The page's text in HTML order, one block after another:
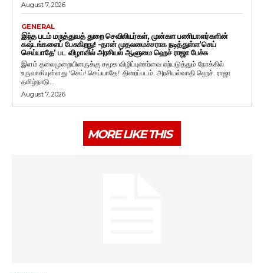
August 7, 2026
GENERAL
இந்த படம் மருத்துவத் துறை செவிலியர்கள், முன்கள பணியாளர்களின்
கஷ்டங்களைப் பேசுகிறது! -தான் முதலமைச்சராக நடித்துள்ள’செய்
செய்யாதே’ பட விழாவில் அரசியல் ஆளுமை ஹெச் ராஜா பேச்சு
இளம் தலைமுறையினருக்கு சமூக விழிப்புணர்வை ஏற்படுத்தும் நோக்கில்
உருவாகியுள்ளது ‘செய்! செய்யாதே!’ திரைப்படம். அரசியல்வாதி ஹெச். ராஜா
தமிழ்நாடு...
August 7, 2026
MORE LIKE THIS